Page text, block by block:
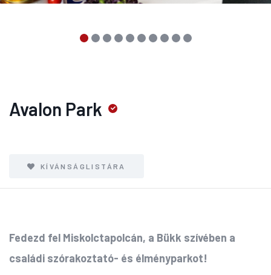
Avalon Park
KÍVÁNSÁGLISTÁRA
Fedezd fel Miskolctapolcán, a Bükk szívében a
családi szórakoztató- és élményparkot!